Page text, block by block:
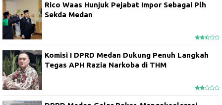
Rico Waas Hunjuk Pejabat Impor Sebagai Plh
Sekda Medan
Komisi I DPRD Medan Dukung Penuh Langkah
Tegas APH Razia Narkoba di THM